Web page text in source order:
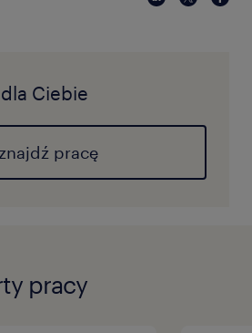
Ciebie
znajdź pracę
pracy